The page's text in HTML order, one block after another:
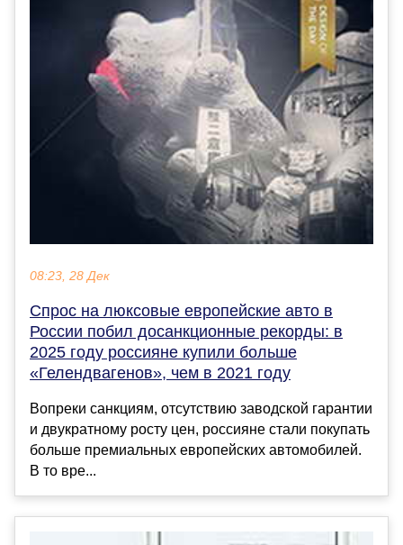
08:23, 28 Дек
Спрос на люксовые европейские авто в
России побил досанкционные рекорды: в
2025 году россияне купили больше
«Гелендвагенов», чем в 2021 году
Вопреки санкциям, отсутствию заводской гарантии
и двукратному росту цен, россияне стали покупать
больше премиальных европейских автомобилей.
В то вре...